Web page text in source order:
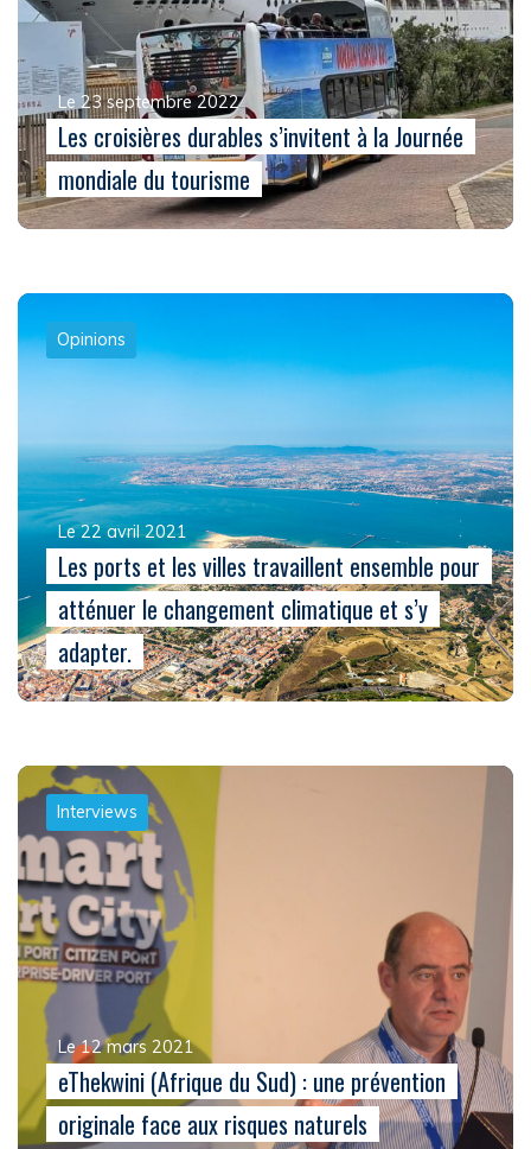
Le 23 septembre 2022
Les croisières durables s’invitent à la Journée
mondiale du tourisme
Opinions
Le 22 avril 2021
Les ports et les villes travaillent ensemble pour
atténuer le changement climatique et s’y
adapter.
Interviews
Le 12 mars 2021
eThekwini (Afrique du Sud) : une prévention
originale face aux risques naturels